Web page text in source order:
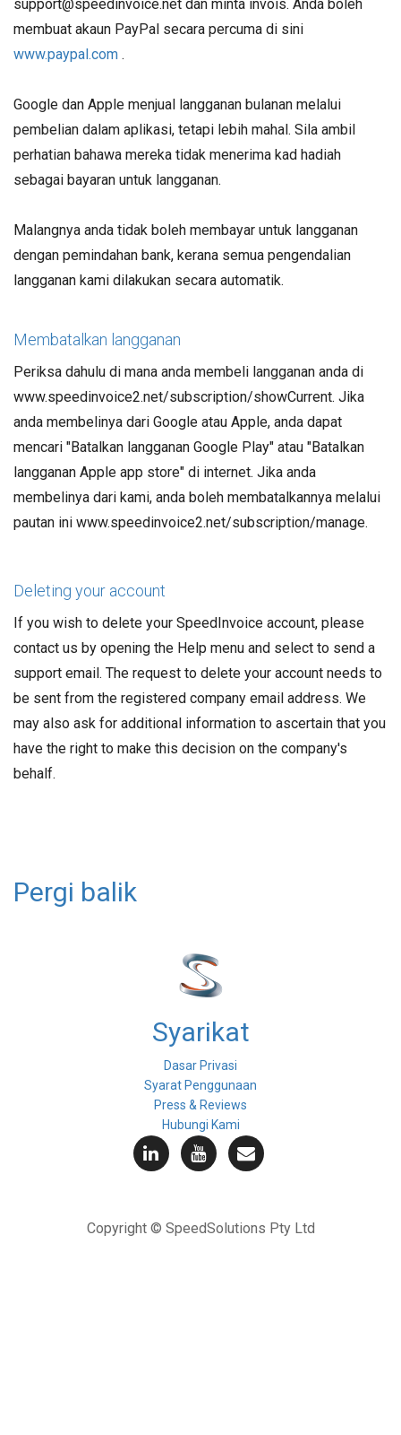
support@speedinvoice.net dan minta invois. Anda boleh
membuat akaun PayPal secara percuma di sini
www.paypal.com .
Google dan Apple menjual langganan bulanan melalui
pembelian dalam aplikasi, tetapi lebih mahal. Sila ambil
perhatian bahawa mereka tidak menerima kad hadiah
sebagai bayaran untuk langganan.
Malangnya anda tidak boleh membayar untuk langganan
dengan pemindahan bank, kerana semua pengendalian
langganan kami dilakukan secara automatik.
Membatalkan langganan
Periksa dahulu di mana anda membeli langganan anda di
www.speedinvoice2.net/subscription/showCurrent. Jika
anda membelinya dari Google atau Apple, anda dapat
mencari "Batalkan langganan Google Play" atau "Batalkan
langganan Apple app store" di internet. Jika anda
membelinya dari kami, anda boleh membatalkannya melalui
pautan ini www.speedinvoice2.net/subscription/manage.
Deleting your account
If you wish to delete your SpeedInvoice account, please
contact us by opening the Help menu and select to send a
support email. The request to delete your account needs to
be sent from the registered company email address. We
may also ask for additional information to ascertain that you
have the right to make this decision on the company's
behalf.
Pergi balik
Syarikat
Dasar Privasi
Syarat Penggunaan
Press & Reviews
Hubungi Kami
Copyright © SpeedSolutions Pty Ltd